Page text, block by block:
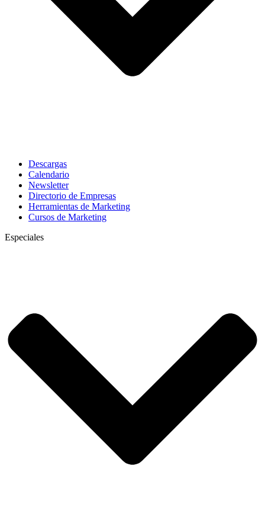
Descargas
Calendario
Newsletter
Directorio de Empresas
Herramientas de Marketing
Cursos de Marketing
Especiales